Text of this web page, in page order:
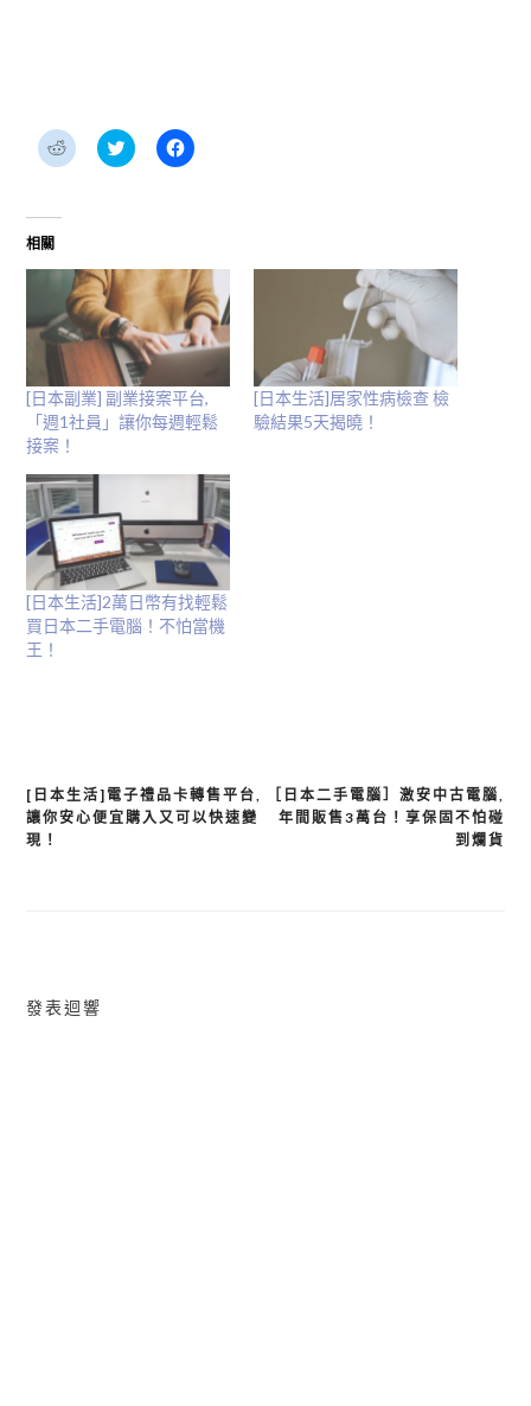
分
享
開
啟)
分
享
開
按
一
新
視
窗
中
開
啟)
相關
[日本副業] 副業接案平台,
「週1社員」讓你每週輕鬆
接案！
[日本生活]居家性病檢查 檢
驗結果5天揭曉！
[日本生活]2萬日幣有找輕鬆
買日本二手電腦！不怕當機
王！
文
章
［日本二手電腦］激安中古電腦,
年間販售3萬台！享保固不怕碰
到爛貨
[日本生活]電子禮品卡轉售平台,
讓你安心便宜購入又可以快速變
現！
發表迴響